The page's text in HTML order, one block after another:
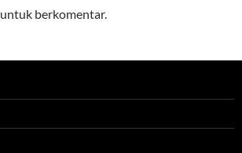
untuk berkomentar.